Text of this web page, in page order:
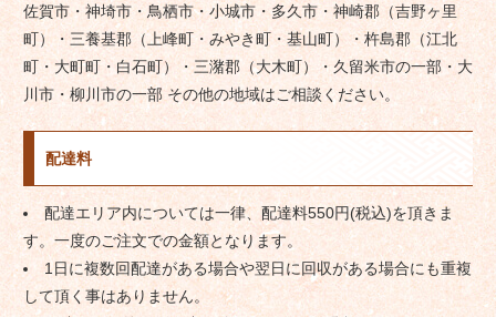
佐賀市・神埼市・鳥栖市・小城市・多久市・神崎郡（吉野ヶ里
町）・三養基郡（上峰町・みやき町・基山町）・杵島郡（江北
町・大町町・白石町）・三潴郡（大木町）・久留米市の一部・大
川市・柳川市の一部 その他の地域はご相談ください。
配達料
配達エリア内については一律、配達料550円(税込)を頂きま
す。一度のご注文での金額となります。
1日に複数回配達がある場合や翌日に回収がある場合にも重複
して頂く事はありません。